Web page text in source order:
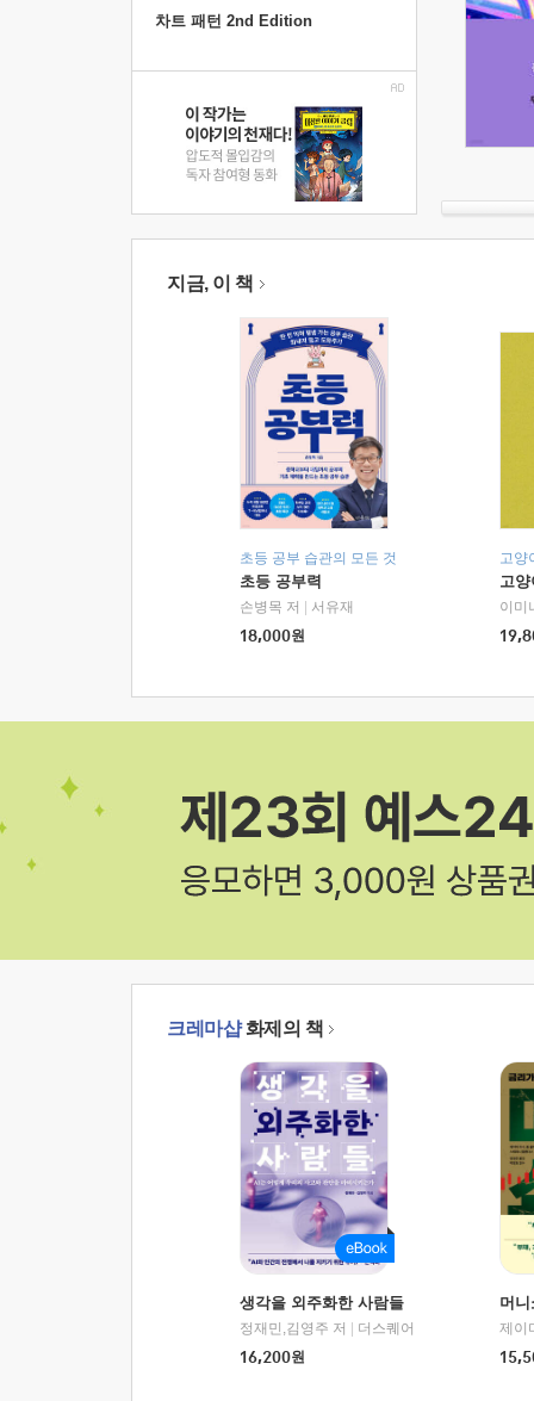
차트 패턴 2nd Edition
지금, 이 책
초등 공부 습관의 모든 것
초등 공부력
손병목 저
서유재
18,000원
고양
고
이미
크레마샵화제의 책
생각을 외주화한 사람들
정재민,김영주 저
더스퀘어
16,200원
머